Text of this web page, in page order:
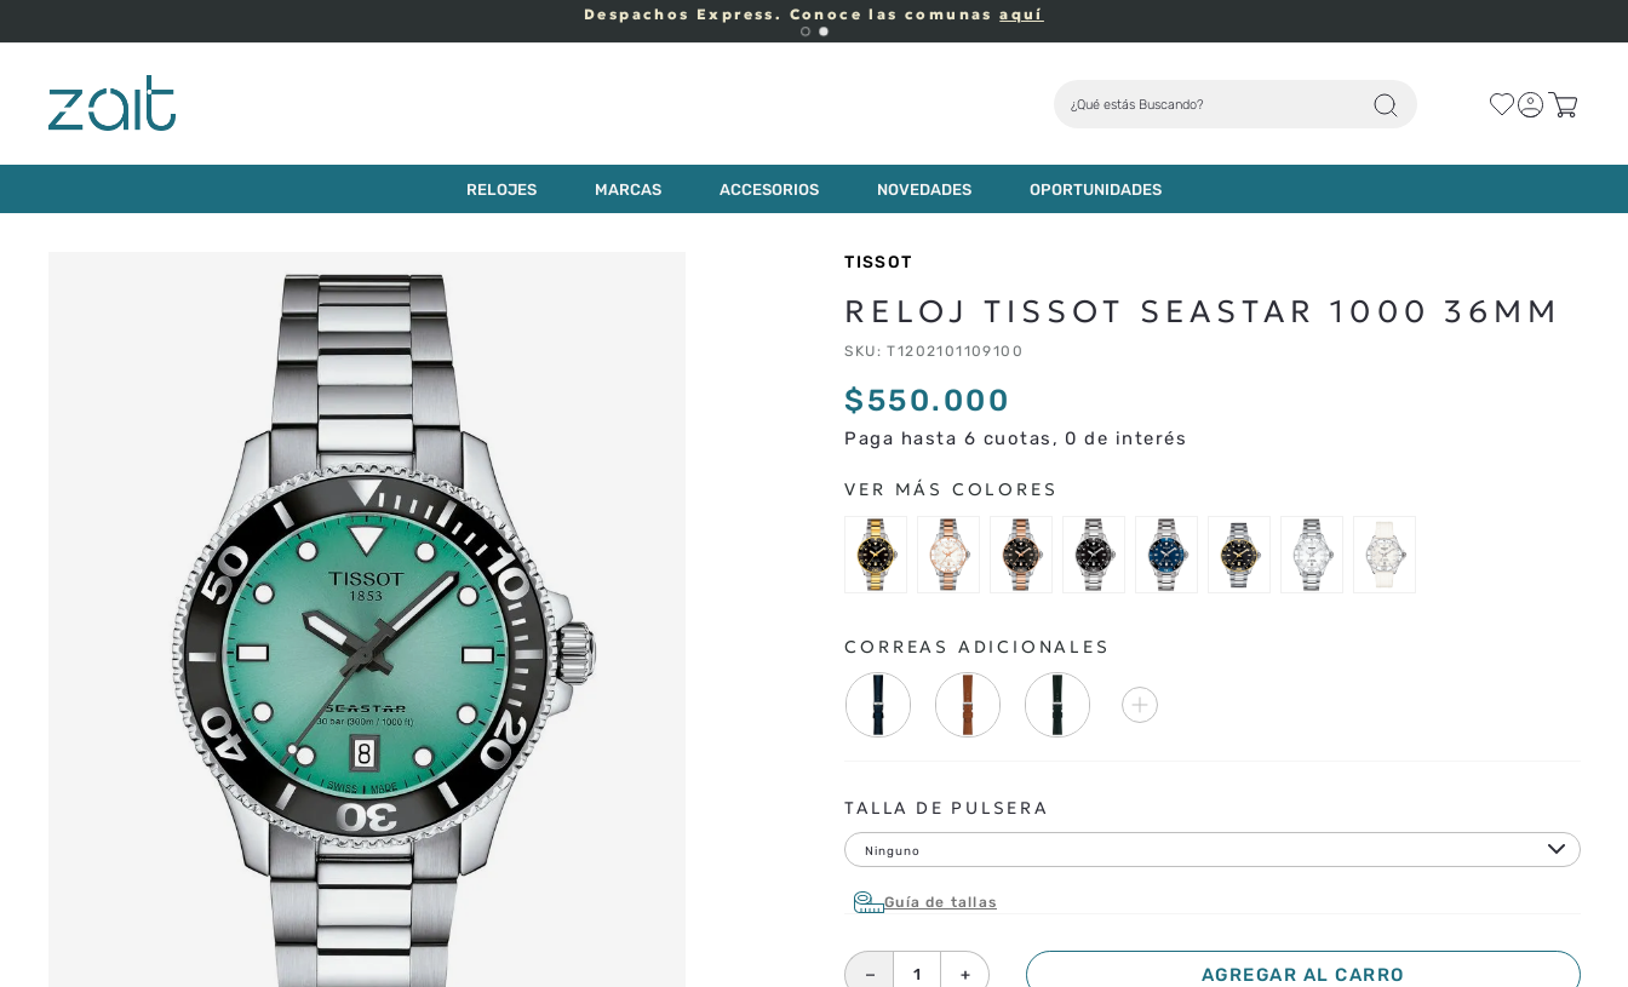
Despachos Express. Conoce las comunasaquí
¿Qué estás Buscando?
RELOJES MARCAS ACCESORIOS NOVEDADES OPORTUNIDADES
RELOJ TISSOT SEASTAR 1000 36MM AGREGAR AL CARRO
TISSOT
RELOJ TISSOT SEASTAR 1000 36MM
SKU :T1202101109100
$550.000
Paga hasta 6 cuotas, 0 de interés
CORREAS ADICIONALES
TALLA DE PULSERA
Ninguno
Guía de tallas
＋
－ AGREGAR AL CARRO